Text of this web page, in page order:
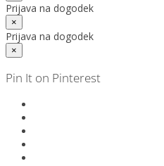
Prijava na dogodek
×
Prijava na dogodek
×
Pin It on Pinterest